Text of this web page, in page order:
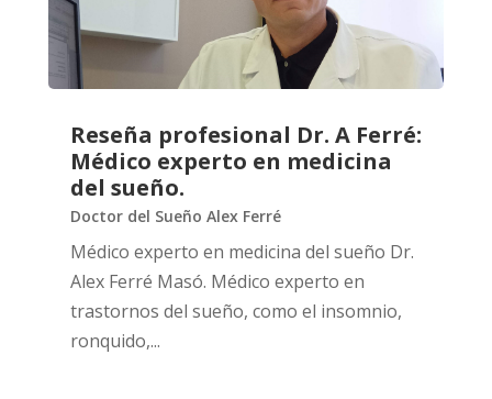
Reseña profesional Dr. A Ferré:
Médico experto en medicina
del sueño.
Doctor del Sueño Alex Ferré
Médico experto en medicina del sueño Dr.
Alex Ferré Masó. Médico experto en
trastornos del sueño, como el insomnio,
ronquido,...